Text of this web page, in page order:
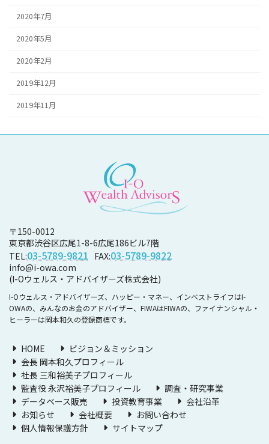
2020年7月
2020年5月
2020年2月
2019年12月
2019年11月
〒150-0012
東京都渋谷区広尾1-8-6広尾186ビル7階
TEL:03-5789-9821 FAX:03-5789-9822
info@i-owa.com
(I-Oウェルス・アドバイザーズ株式会社)
I-Oウェルス・アドバイザーズ、ハッピー・マネー、インベストライフはI-
OWAの、みんなのお金のアドバイザー、FIWAはFIWAの、ファイナンシャル・
ヒーラーは岡本和久の登録商標です。
HOME
ビジョン＆ミッション
会長 岡本和久プロフィール
社長 三和裕美子プロフィール
監査役 永沢裕美子プロフィール
調査・研究事業
データベース販売
投資教育事業
会社沿革
お知らせ
会社概要
お問い合わせ
個人情報保護方針
サイトマップ